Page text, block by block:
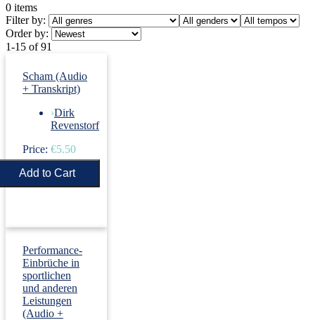
0 items
Filter by:
Order by:
1-15 of 91
Scham (Audio
+ Transkript)
›Dirk
Revenstorf
Price: €5.50
Performance-
Einbrüche in
sportlichen
und anderen
Leistungen
(Audio +